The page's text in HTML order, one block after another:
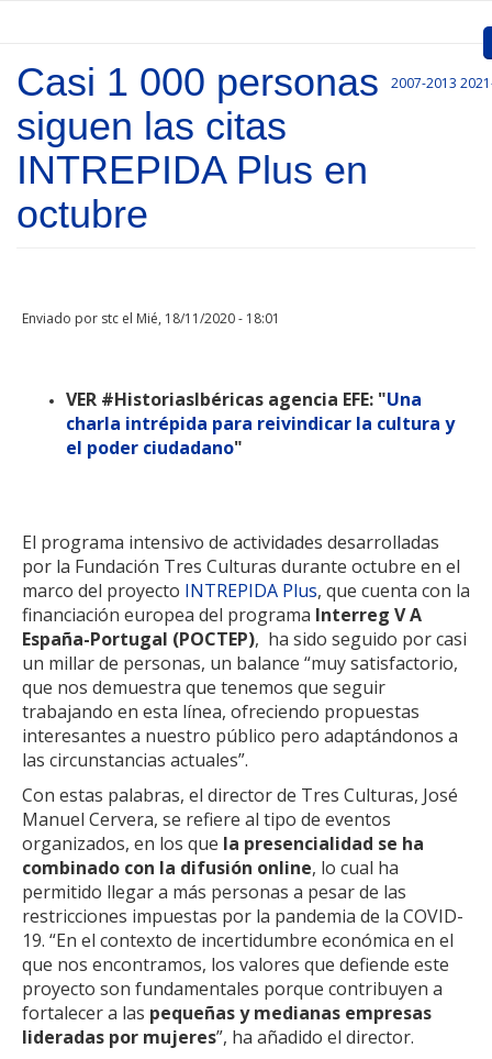
Presentación
Convocatorias
Documentos
Enlaces
2007-2013
Casi 1 000 personas
siguen las citas
INTREPIDA Plus en
octubre
Enviado por stc el Mié, 18/11/2020 - 18:01
VER #HistoriasIbéricas agencia EFE: "Una
charla intrépida para reivindicar la cultura y
el poder ciudadano"
El programa intensivo de actividades desarrolladas
por la Fundación Tres Culturas durante octubre en el
marco del proyecto INTREPIDA Plus, que cuenta con la
financiación europea del programa Interreg V A
España-Portugal (POCTEP), ha sido seguido por casi
un millar de personas, un balance “muy satisfactorio,
que nos demuestra que tenemos que seguir
trabajando en esta línea, ofreciendo propuestas
interesantes a nuestro público pero adaptándonos a
las circunstancias actuales”.
Con estas palabras, el director de Tres Culturas, José
Manuel Cervera, se refiere al tipo de eventos
organizados, en los que la presencialidad se ha
combinado con la difusión online, lo cual ha
permitido llegar a más personas a pesar de las
restricciones impuestas por la pandemia de la COVID-
19. “En el contexto de incertidumbre económica en el
que nos encontramos, los valores que defiende este
proyecto son fundamentales porque contribuyen a
fortalecer a las pequeñas y medianas empresas
lideradas por mujeres”, ha añadido el director.